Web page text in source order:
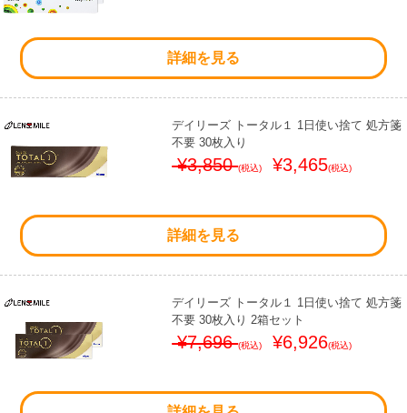
詳細を見る
デイリーズ トータル１ 1日使い捨て 処方箋
不要 30枚入り
¥3,850(税込) ¥3,465(税込)
詳細を見る
デイリーズ トータル１ 1日使い捨て 処方箋
不要 30枚入り 2箱セット
¥7,696(税込) ¥6,926(税込)